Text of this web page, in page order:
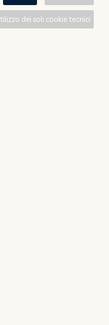
Iscriviti
dei soli cookie tecnici